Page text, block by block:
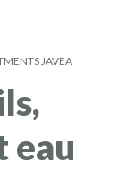
JAVEA
eau